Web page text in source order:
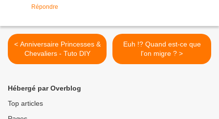
Répondre
< Anniversaire Princesses &
Chevaliers - Tuto DIY
Euh !? Quand est-ce que
l'on migre ? >
Hébergé par Overblog
Top articles